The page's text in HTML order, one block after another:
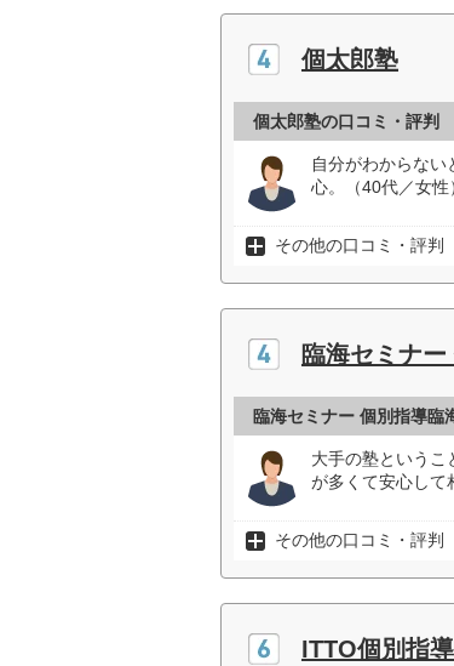
個太郎塾
個太郎塾の口コミ・評判
自分がわからな
心。（40代／女性
その他の口コミ・評判
臨海セミナー
臨海セミナー 個別指導臨
大手の塾というこ
が多くて安心して
その他の口コミ・評判
ITTO個別指